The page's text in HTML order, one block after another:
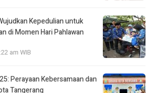
Kepedulian untuk
di Momen Hari Pahlawan
am WIB
Perayaan Kebersamaan dan
Tangerang